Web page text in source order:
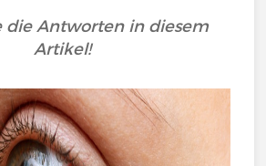
die Antworten in diesem
Artikel!